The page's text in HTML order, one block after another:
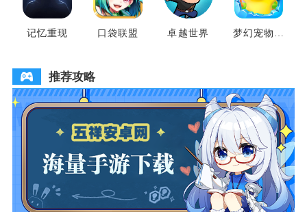
记忆重现 口袋联盟 卓越世界
梦幻宠物联
推荐攻略